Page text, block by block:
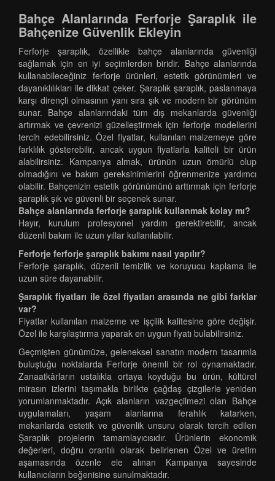
Bahçe Alanlarında Ferforje Şaraplık ile
Bahçenize Güvenlik Ekleyin
Ferforje şaraplık, özellikle bahçe alanlarında güvenliği
sağlamak için en iyi seçimlerden biridir. Bahçe alanlarında
kullanabileceğiniz ferforje ürünleri, estetik görünümleri ve
dayanıklılıkları ile dikkat çeker. Şaraplık şaraplık, paslanmaya
karşı dirençli olmasının yanı sıra şık ve modern bir görünüm
sunar. Bahçe alanlarındaki tüm dış mekanlarda güvenliği
artırmak ve çevrenizi güzelleştirmek için ferforje modellerini
tercih edebilirsiniz. Özel fiyatlar, kullanılan malzemeye göre
farklılık gösterebilir, ancak uygun fiyatlarla kaliteli bir ürün
alabilirsiniz. Kampanya almak, ürünün uzun ömürlü olup
olmadığını ve bakım gereksinimlerini öğrenmenize yardımcı
olabilir. Bahçenizin estetik görünümünü arttırmak için ferforje
şaraplık şık ve güvenli bir seçenek sunar.
Bahçe alanlarında ferforje şaraplık kullanmak kolay mı?
Hayır, kurulum profesyonel yardım gerektirebilir, ancak
düzenli bakım ile uzun yıllar kullanılabilir.
Ferforje ferforje şaraplık bakımı nasıl yapılır?
Ferforje şaraplık, düzenli temizlik ve koruyucu kaplama ile
uzun süre dayanabilir.
Şaraplık fiyatları ile özel fiyatları arasında ne gibi farklar
var?
Fiyatlar kullanılan malzeme ve işçilik kalitesine göre değişir.
Özel ile karşılaştırma yaparak en uygun fiyatı bulabilirsiniz.
Geçmişten günümüze, geleneksel sanatın modern tasarımla
buluştuğu noktalarda Ferforje önemli bir rol oynamaktadır.
Zanaatkârların ustalıkla ortaya koyduğu bu ürün, kültürel
mirasın izlerini taşımakla birlikte çağdaş çizgilerle yeniden
yorumlanmaktadır. Açık alanların vazgeçilmezi olan Bahçe
uygulamaları, yaşam alanlarına ferahlık katarken,
mekanlarda estetik ve güvenlik unsuru olarak tercih edilen
Şaraplık projelerin tamamlayıcısıdır. Ürünlerin ekonomik
değerleri, doğru orantılı olarak belirlenen Özel ve üretim
aşamasında özenle ele alınan Kampanya sayesinde
kullanıcıların beğenisine sunulmaktadır.